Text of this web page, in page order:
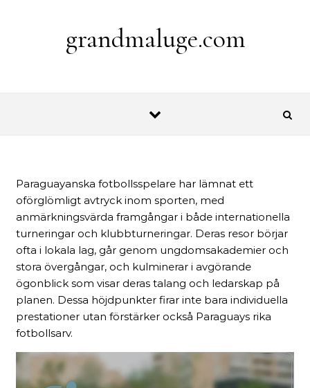
grandmaluge.com
Paraguayanska fotbollsspelare har lämnat ett
oförglömligt avtryck inom sporten, med
anmärkningsvärda framgångar i både internationella
turneringar och klubbturneringar. Deras resor börjar
ofta i lokala lag, går genom ungdomsakademier och
stora övergångar, och kulminerar i avgörande
ögonblick som visar deras talang och ledarskap på
planen. Dessa höjdpunkter firar inte bara individuella
prestationer utan förstärker också Paraguays rika
fotbollsarv.